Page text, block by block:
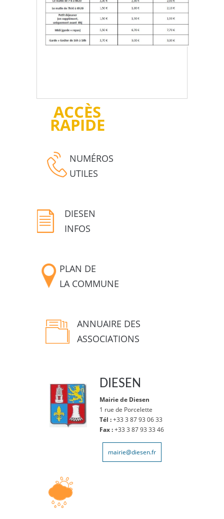
ACCÈS
RAPIDE
NUMÉROS
UTILES
DIESEN
INFOS
PLAN DE
LA COMMUNE
ANNUAIRE DES
ASSOCIATIONS
DIESEN
Mairie de Diesen
1 rue de Porcelette
Tél :+33 3 87 93 06 33
Fax :+33 3 87 93 33 46
mairie@diesen.fr